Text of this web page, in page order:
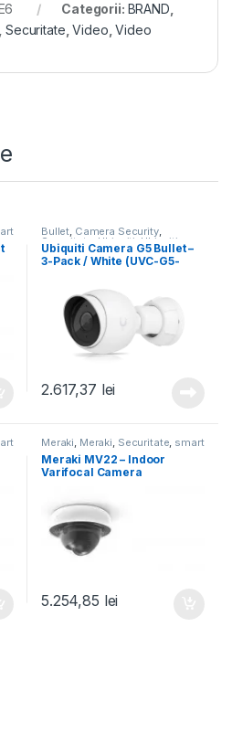
Categorii: BRAND
Securitate ,Video ,Video
Bullet, Camera Security,
Securitate, Ubiquiti ,Ubiquiti
Unifi
Ubiquiti Camera G5 Bullet –
3-Pack / White (UVC-G5-
2.617,37 lei
Meraki, Meraki, Securitate, smart
cameras
Meraki MV22 – Indoor
Varifocal Camera
5.254,85 lei